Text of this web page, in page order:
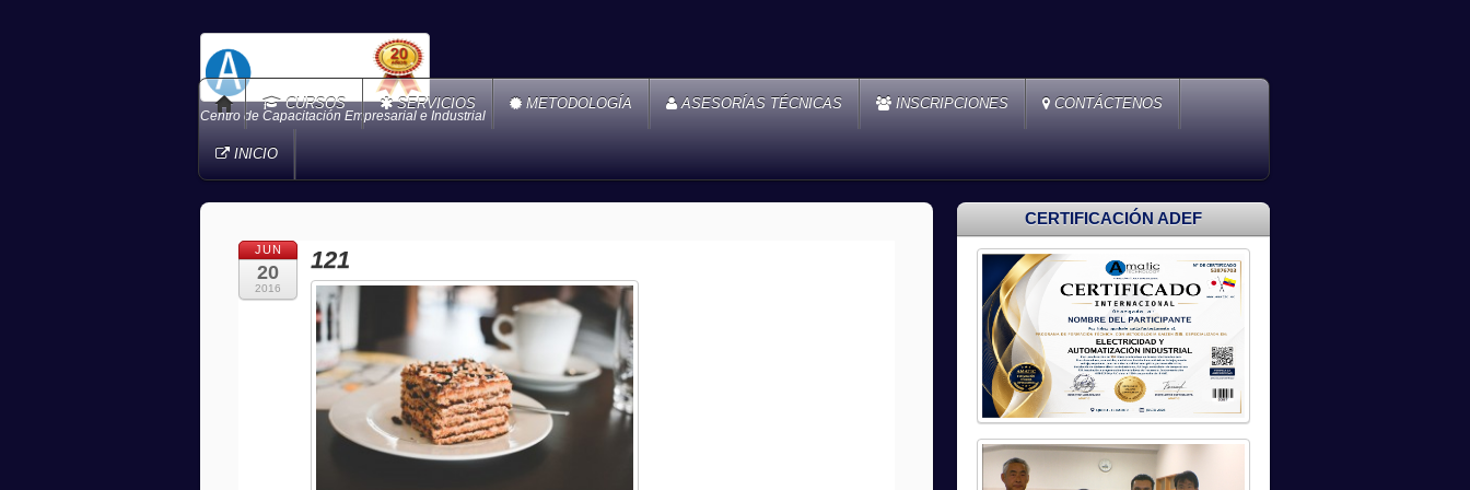
Centro de Capacitación Empresarial e Industrial
CURSOS SERVICIOS METODOLOGÍA ASESORÍAS TÉCNICAS INSCRIPCIONES CONTÁCTENOS
INICIO
JUN
20
2016
121
CERTIFICACIÓN ADEF